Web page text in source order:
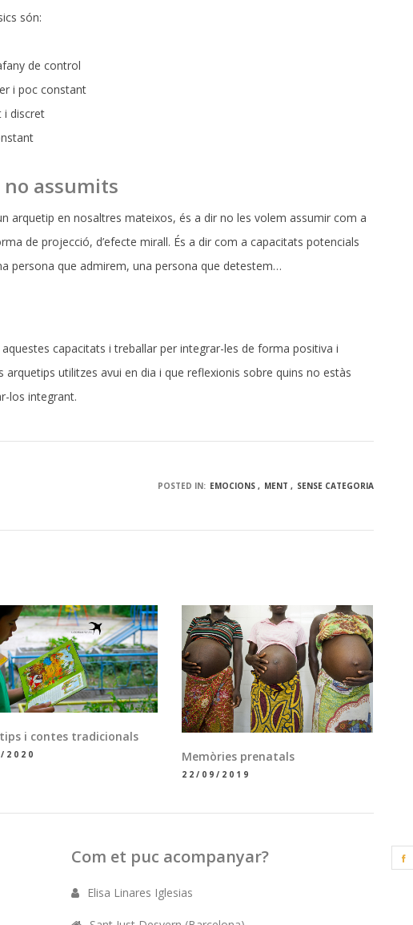
són:
de control
i poc constant
i discret
assumits
arquetip en nosaltres mateixos, és a dir no les volem assumir com a
de projecció, d’efecte mirall. És a dir com a capacitats potencials
persona que admirem, una persona que detestem…
capacitats i treballar per integrar-les de forma positiva i
utilitzes avui en dia i que reflexionis sobre quins no estàs
los integrant.
POSTED IN: EMOCIONS MENT SENSE CATEGORIA
i contes tradicionals
2020 Memòries prenatals
22/09/2019
Com et puc acompanyar?
Elisa Linares Iglesias